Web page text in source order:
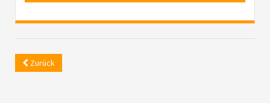
Zurück